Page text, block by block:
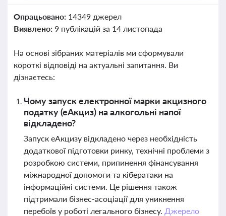
Опрацьовано: 14349 джерел
Виявлено: 9 публікацій за 14 листопада
На основі зібраних матеріалів ми сформували
короткі відповіді на актуальні запитання. Ви
дізнаєтесь:
Чому запуск електронної марки акцизного
податку (еАкциз) на алкогольні напої
відкладено?
Запуск еАкцизу відкладено через необхідність
додаткової підготовки ринку, технічні проблеми з
розробкою системи, припинення фінансування
міжнародної допомоги та кібератаки на
інформаційні системи. Це рішення також
підтримали бізнес-асоціації для уникнення
перебоїв у роботі легального бізнесу. Джерело